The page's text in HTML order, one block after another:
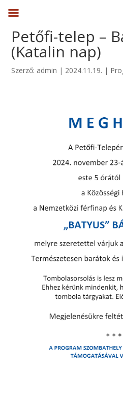
Petőfi-telep –
(Katalin nap)
Szerző: admin | 2024.11.19. |